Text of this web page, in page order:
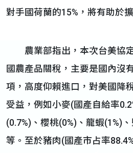
對手國荷蘭的15%，將有助於
農業部指出，本次台美協定
國農產品關稅，主要是國內沒
項，高度仰賴進口，對美國降
受益，例如小麥(國產自給率
(0.7%)、櫻桃(0%)、龍蝦(1%)
等。至於豬肉(國產市占率